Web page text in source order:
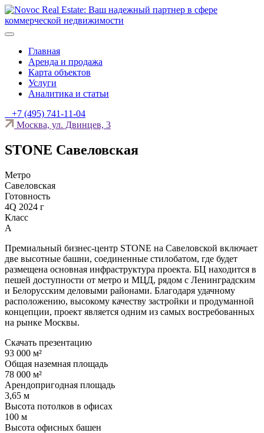
Skip
to
content
коммерческой недвижимости
которые помогут вам найти идеальный объект коммерческой
недвижимости.
Главная
Аренда и продажа
Карта объектов
Услуги
Аналитика и статьи
+7 (495) 741-11-04
Москва, ул. Двинцев, 3
STONE Савеловская
Метро
Савеловская
Готовность
4Q 2024 г
Класс
А
Премиальный бизнес-центр STONE на Савеловской включает
две высотные башни, соединенные стилобатом, где будет
размещена основная инфраструктура проекта. БЦ находится в
пешей доступности от метро и МЦД, рядом с Ленинградским
и Белорусским деловыми районами. Благодаря удачному
расположению, высокому качеству застройки и продуманной
концепции, проект является одним из самых востребованных
на рынке Москвы.
Скачать презентацию
93 000 м²
Общая наземная площадь
78 000 м²
Арендопригодная площадь
3,65 м
Высота потолков в офисах
100 м
Высота офисных башен